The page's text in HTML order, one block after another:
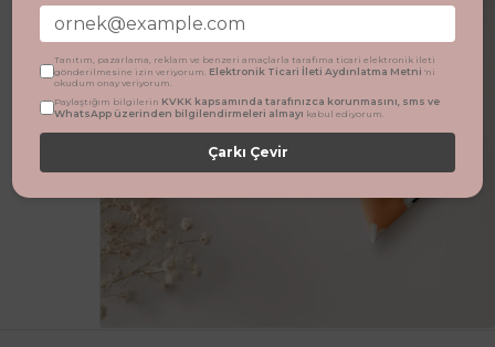
Tanıtım, pazarlama, reklam ve benzeri amaçlarla tarafıma ticari elektronik ileti
gönderilmesine izin veriyorum. Elektronik Ticari İleti Aydınlatma Metni 'ni
okudum onay veriyorum.
Paylaştığım bilgilerin KVKK kapsamında tarafınızca korunmasını, sms ve
WhatsApp üzerinden bilgilendirmeleri almayı kabul ediyorum.
Çarkı Çevir